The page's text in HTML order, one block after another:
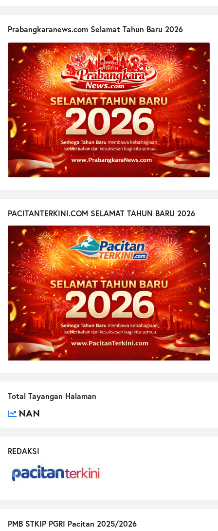
Prabangkaranews.com Selamat Tahun Baru 2026
PACITANTERKINI.COM SELAMAT TAHUN BARU 2026
Total Tayangan Halaman
NAN
REDAKSI
PMB STKIP PGRI Pacitan 2025/2026